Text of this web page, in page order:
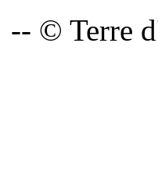
-- © Terre